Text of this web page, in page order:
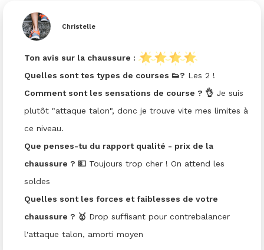
Christelle
Ton avis sur la chaussure :
Quelles sont tes types de courses 👟? Les 2 !
Comment sont les sensations de course ? 👌Je suis
plutôt "attaque talon", donc je trouve vite mes limites à
ce niveau.
Que penses-tu du rapport qualité - prix de la
chaussure ? 💵Toujours trop cher ! On attend les
soldes
Quelles sont les forces et faiblesses de votre
chaussure ? 🥇 Drop suffisant pour contrebalancer
l'attaque talon, amorti moyen